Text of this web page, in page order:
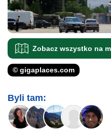
Zobacz wszystko na
© gigaplaces.com
Byli tam: